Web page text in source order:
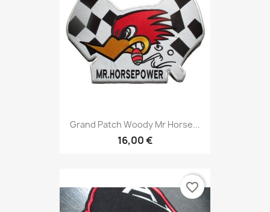
Grand Patch Woody Mr Horse...
16,00 €
favorite_border